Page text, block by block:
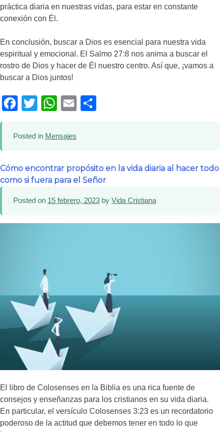
práctica diaria en nuestras vidas, para estar en constante
conexión con Él.
En conclusión, buscar a Dios es esencial para nuestra vida
espiritual y emocional. El Salmo 27:8 nos anima a buscar el
rostro de Dios y hacer de Él nuestro centro. Así que, ¡vamos a
buscar a Dios juntos!
Facebook
TwitterWhatsApp
Email
Posted in Mensajes
Cómo encontrar propósito en la vida diaria al hacer todo
como si fuera para el Señor
Posted on 15 febrero, 2023by Vida Cristiana
El libro de Colosenses en la Biblia es una rica fuente de
consejos y enseñanzas para los cristianos en su vida diaria.
En particular, el versículo Colosenses 3:23 es un recordatorio
poderoso de la actitud que debemos tener en todo lo que